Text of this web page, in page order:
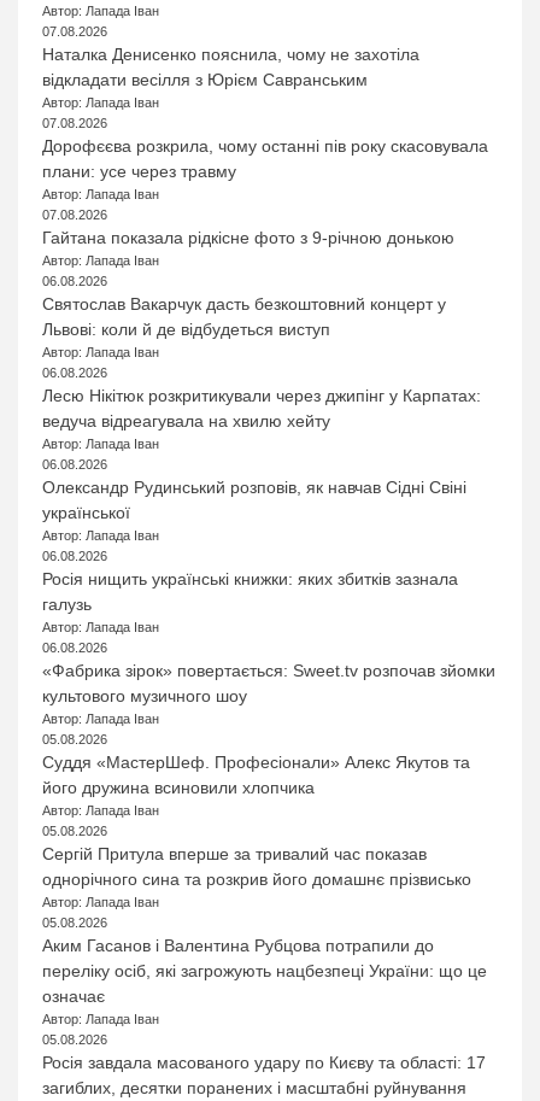
Автор: Лапада Іван
07.08.2026
Наталка Денисенко пояснила, чому не захотіла
відкладати весілля з Юрієм Савранським
Автор: Лапада Іван
07.08.2026
Дорофєєва розкрила, чому останні пів року скасовувала
плани: усе через травму
Автор: Лапада Іван
07.08.2026
Гайтана показала рідкісне фото з 9-річною донькою
Автор: Лапада Іван
06.08.2026
Святослав Вакарчук дасть безкоштовний концерт у
Львові: коли й де відбудеться виступ
Автор: Лапада Іван
06.08.2026
Лесю Нікітюк розкритикували через джипінг у Карпатах:
ведуча відреагувала на хвилю хейту
Автор: Лапада Іван
06.08.2026
Олександр Рудинський розповів, як навчав Сідні Свіні
української
Автор: Лапада Іван
06.08.2026
Росія нищить українські книжки: яких збитків зазнала
галузь
Автор: Лапада Іван
06.08.2026
«Фабрика зірок» повертається: Sweet.tv розпочав зйомки
культового музичного шоу
Автор: Лапада Іван
05.08.2026
Суддя «МастерШеф. Професіонали» Алекс Якутов та
його дружина всиновили хлопчика
Автор: Лапада Іван
05.08.2026
Сергій Притула вперше за тривалий час показав
однорічного сина та розкрив його домашнє прізвисько
Автор: Лапада Іван
05.08.2026
Аким Гасанов і Валентина Рубцова потрапили до
переліку осіб, які загрожують нацбезпеці України: що це
означає
Автор: Лапада Іван
05.08.2026
Росія завдала масованого удару по Києву та області: 17
загиблих, десятки поранених і масштабні руйнування